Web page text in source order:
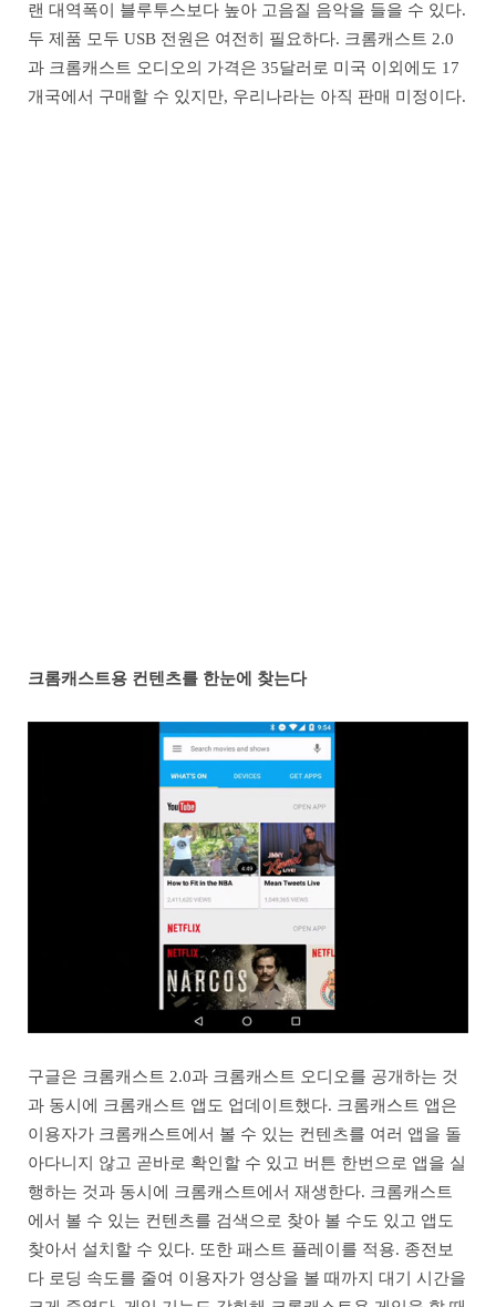
랜 대역폭이 블루투스보다 높아 고음질 음악을 들을 수 있다.
두 제품 모두 USB 전원은 여전히 필요하다. 크롬캐스트 2.0
과 크롬캐스트 오디오의 가격은 35달러로 미국 이외에도 17
개국에서 구매할 수 있지만, 우리나라는 아직 판매 미정이다.
크롬캐스트용 컨텐츠를 한눈에 찾는다
구글은 크롬캐스트 2.0과 크롬캐스트 오디오를 공개하는 것
과 동시에 크롬캐스트 앱도 업데이트했다. 크롬캐스트 앱은
이용자가 크롬캐스트에서 볼 수 있는 컨텐츠를 여러 앱을 돌
아다니지 않고 곧바로 확인할 수 있고 버튼 한번으로 앱을 실
행하는 것과 동시에 크롬캐스트에서 재생한다. 크롬캐스트
에서 볼 수 있는 컨텐츠를 검색으로 찾아 볼 수도 있고 앱도
찾아서 설치할 수 있다. 또한 패스트 플레이를 적용. 종전보
다 로딩 속도를 줄여 이용자가 영상을 볼 때까지 대기 시간을